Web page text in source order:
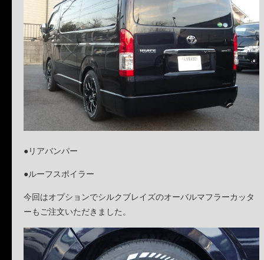
●リアバンパー
●ルーフスポイラー
今回はオプションでシルクブレイズのオーバルマフラーカッタ
ーもご注文いただきました。